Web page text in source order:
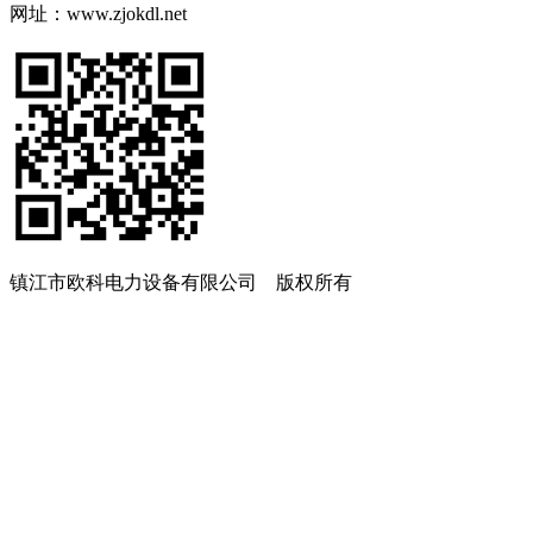
网址：www.zjokdl.net
镇江市欧科电力设备有限公司 版权所有